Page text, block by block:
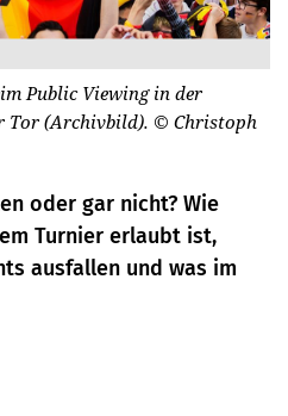
Public Viewing in der
Tor (Archivbild). © Christoph
oder gar nicht? Wie
Turnier erlaubt ist,
ausfallen und was im